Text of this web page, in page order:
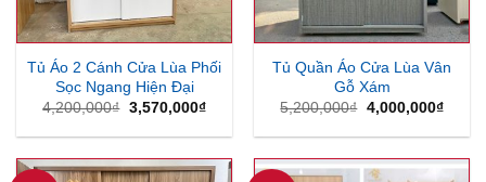
Tủ Áo 2 Cánh Cửa Lùa Phối
Sọc Ngang Hiện Đại
4,200,000₫ Giá
là:
3,570,000₫Giá
tại
3,570,000₫.
Tủ Quần Áo Cửa Lùa Vân
Gỗ Xám
5,200,000₫ Giá
là:
4,000,000₫Giá
tại